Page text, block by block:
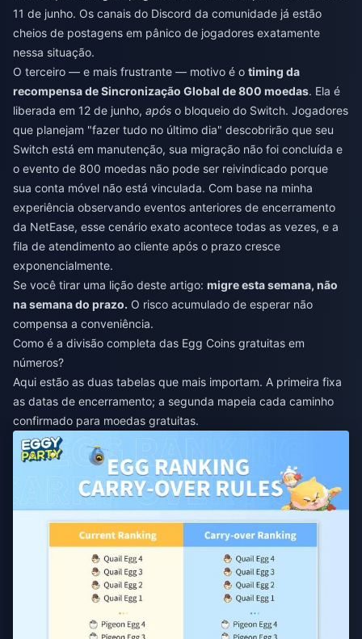
11 de junho. Os canais do Discord da comunidade já estão
cheios de postagens em pânico de jogadores exatamente
nessa situação.
O terceiro — e mais frustrante — motivo é o timing da
recompensa de Sincronização Global de 800 moedas. Ela é
liberada em 12 de junho, após o bloqueio do Switch. Jogadores
que planejam "fazer tudo no último dia" descobrirão que seu
Switch está em manutenção, sua migração não foi concluída e
o evento de 800 moedas não pode ser reivindicado porque
sua conta móvel não está vinculada. Com base na minha
experiência observando eventos anteriores de encerramento
da NetEase, esse cenário exato acontece todas as vezes, e a
fila de atendimento ao cliente após o prazo cresce
exponencialmente.
Se você tirar uma lição deste artigo: migre esta semana, não
na semana do prazo. O risco acumulado de esperar não
compensa a conveniência.
Como é a divisão completa das Egg Coins gratuitas em
números?
Aqui estão as duas tabelas que mais importam. A primeira fixa
as datas de encerramento; a segunda mapeia cada caminho
confirmado para moedas gratuitas.